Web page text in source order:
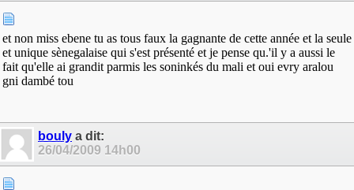
et non miss ebene tu as tous faux la gagnante de cette année et la seule
et unique sènegalaise qui s'est présenté et je pense qu.'il y a aussi le
fait qu'elle ai grandit parmis les soninkés du mali et oui evry aralou
gni dambé tou
bouly a dit:
26/04/2009 14h00